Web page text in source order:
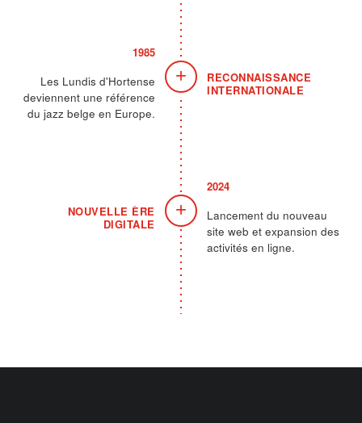
1985
Les Lundis d'Hortense
deviennent une référence
du jazz belge en Europe.
+
RECONNAISSANCE
INTERNATIONALE
NOUVELLE ÈRE
DIGITALE
+
2024
Lancement du nouveau
site web et expansion des
activités en ligne.